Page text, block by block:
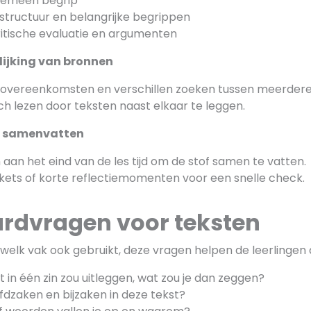
en belangrijke begrippen
evaluatie en argumenten
van bronnen
en verschillen zoeken tussen
lezen door teksten naast elkaar te leggen.
samenvatten
het eind van de les tijd om de stof samen te vatten.
of korte reflectiemomenten voor een snelle check.
voor teksten
vak ook gebruikt, deze vragen helpen de leerlingen
in één zin zou uitleggen, wat zou je dan zeggen?
en bijzaken in deze tekst?